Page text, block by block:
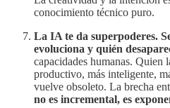
conocimiento técnico puro.
La IA te da superpoderes.
evoluciona y quién
capacidades humanas. Quien
productivo, más inteligente,
vuelve obsoleto. La brecha
no es incremental, es